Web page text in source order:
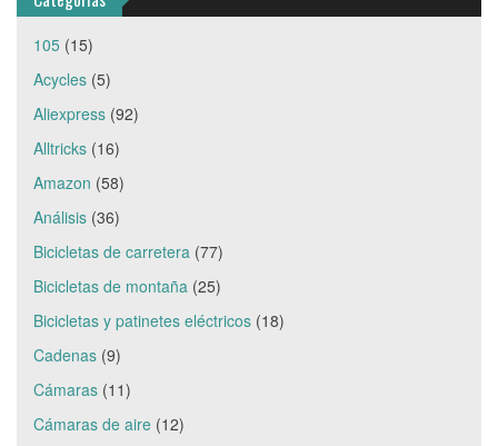
105 (15)
Acycles (5)
Aliexpress (92)
Alltricks (16)
Amazon (58)
Análisis (36)
Bicicletas de carretera (77)
Bicicletas de montaña (25)
Bicicletas y patinetes eléctricos (18)
Cadenas (9)
Cámaras (11)
Cámaras de aire (12)